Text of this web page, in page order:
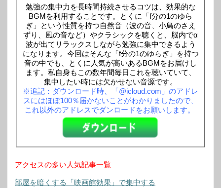
勉強の集中力を長時間持続させるコツは、効果的な
BGMを利用することです。とくに「f分の1のゆら
ぎ」という性質を持つ自然音（波の音、小鳥のさえ
ずり、風の音など）やクラシックを聴くと、脳内でα
波が出てリラックスしながら勉強に集中できるよう
になります。今回はそんな「f分の1のゆらぎ」を持つ
音の中でも、とくに人気が高いあるBGMをお届けし
ます。私自身もこの数年間毎日これを聴いていて、
集中したい時には欠かせない音源です。
※追記：ダウンロード時、「@icloud.com」のアドレ
スにはほぼ100％届かないことがわかりましたので、
これ以外のアドレスでダンロードをお願いします。
アクセスの多い人気記事一覧
部屋を暗くする「映画館効果」で集中する